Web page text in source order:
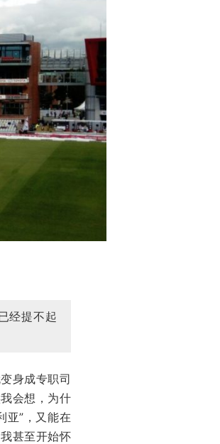
经提不起
身成专职司
会想，为什
亚”，又能在
甚至开始怀